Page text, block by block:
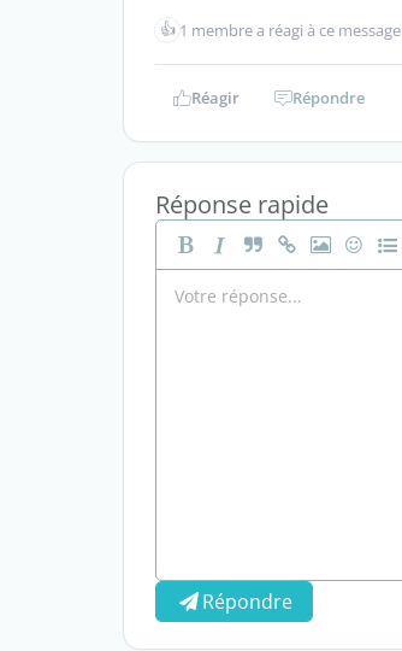
👍 1 membre a réagi à ce message
Réagir Répondre
Réponse rapide
Répondre